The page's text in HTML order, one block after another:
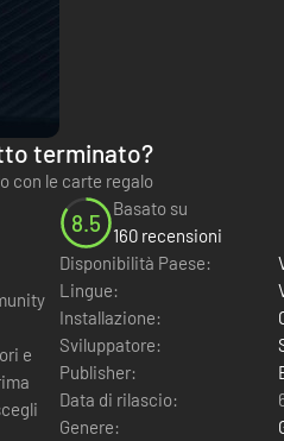
terminato?
con le carte regalo
e
8.5
Basato su
160 recensioni
Disponibilità Paese:
Lingue:
Installazione:
Sviluppatore:
Publisher:
Data di rilascio:
Genere: